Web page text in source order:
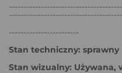
------------------------
Stan techniczny: sprawny
Stan wizualny: Używana,